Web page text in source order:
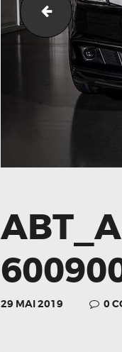
29 MAI 2019 0